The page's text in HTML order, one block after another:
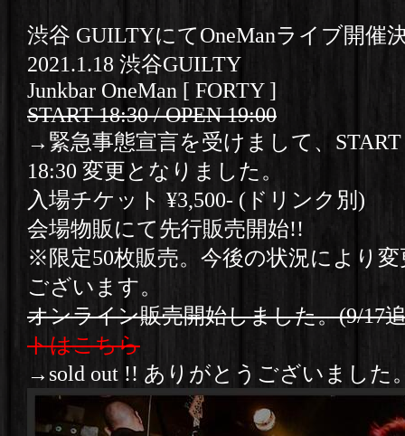
渋谷 GUILTYにてOneManライブ開催
2021.1.18 渋谷GUILTY
Junkbar OneMan [ FORTY ]
START 18:30 / OPEN 19:00
→緊急事態宣言を受けまして、START
18:30 変更となりました。
入場チケット ¥3,500- (ドリンク別)
会場物販にて先行販売開始!!
※限定50枚販売。今後の状況により
ございます。
オンライン販売開始しました。(9/17
トはこちら
→sold out !! ありがとうございました